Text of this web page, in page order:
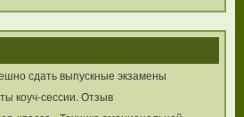
сдать выпускные экзамены
коуч-сессии. Отзыв